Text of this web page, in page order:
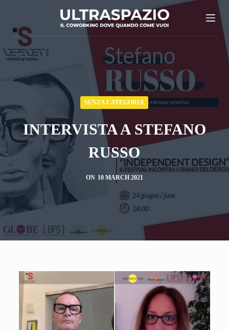
k
p
o
o
n
t
e
n
t
SENZA CATEGORIA
INTERVISTA A STEFANO
RUSSO
ON 10 MARCH 2021